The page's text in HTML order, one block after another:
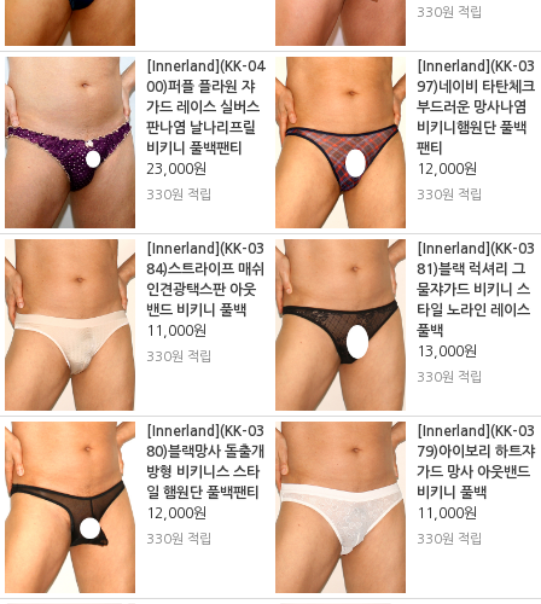
330원 적립
[Innerland](KK-04
00)퍼플 플라원 쟈
가드 레이스 실버스
판나염 날나리프릴
비키니 풀백팬티
23,000원
330원 적립
[Innerland](KK-03
97)네이비 타탄체크
부드러운 망사나염
비키니햄원단 풀백
팬티
12,000원
330원 적립
[Innerland](KK-03
84)스트라이프 매쉬
인견광택스판 아웃
밴드 비키니 풀백
11,000원
330원 적립
[Innerland](KK-03
81)블랙 럭셔리 그
물쟈가드 비키니 스
타일 노라인 레이스
풀백
13,000원
330원 적립
[Innerland](KK-03
80)블랙망사 돌출개
방형 비키니스 스타
일 햄원단 풀백팬티
12,000원
330원 적립
[Innerland](KK-03
79)아이보리 하트쟈
가드 망사 아웃밴드
비키니 풀백
11,000원
330원 적립